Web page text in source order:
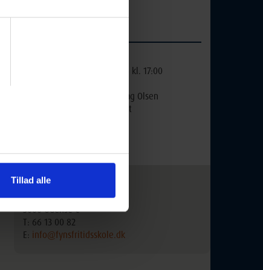
Tillad alle
02-10-2026 kl. 17:00
Lisbeth Krag Olsen
Værkstedet
Kontakt kursusudbyder:
Fyns Fritidsskole
5000 Odense C
T: 66 13 00 82
E: info@fynsfritidsskole.dk